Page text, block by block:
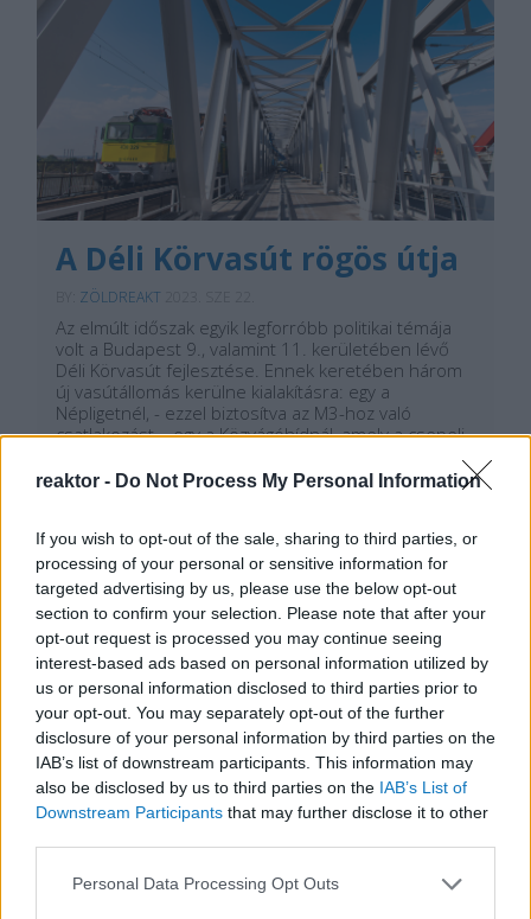
reaktor - Do Not Process My Personal Information
If you wish to opt-out of the sale, sharing to third parties, or
processing of your personal or sensitive information for
targeted advertising by us, please use the below opt-out
section to confirm your selection. Please note that after your
opt-out request is processed you may continue seeing
interest-based ads based on personal information utilized by
us or personal information disclosed to third parties prior to
your opt-out. You may separately opt-out of the further
disclosure of your personal information by third parties on the
IAB’s list of downstream participants. This information may
also be disclosed by us to third parties on the IAB’s List of
Downstream Participants that may further disclose it to other
Please note that this website/app uses one or more Google
Personal Data Processing Opt Outs
A Déli Körvasút rögös útja
ZÖLDREAKT
Az elmúlt időszak egyik legforróbb politikai témája
volt a Budapest 9., valamint 11. kerületében lévő
Déli Körvasút fejlesztése. Ennek keretében három
új vasútállomás kerülne kialakításra: egy a
Népligetnél, - ezzel biztosítva az M3-hoz való
csatlakozást -, egy a Közvágóhídnál, amely a csepeli-,
REAKTOR